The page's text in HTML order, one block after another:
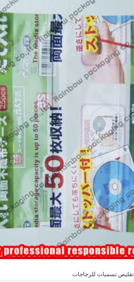
تقليص تسميات للزجاجات